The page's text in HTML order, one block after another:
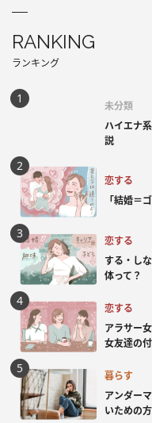
RANKING
ランキング
未分類
ハイエナ
説
恋する
「結婚＝
恋する
する・し
体って？
恋する
アラサー
女友達の
暮らす
アンダー
いための